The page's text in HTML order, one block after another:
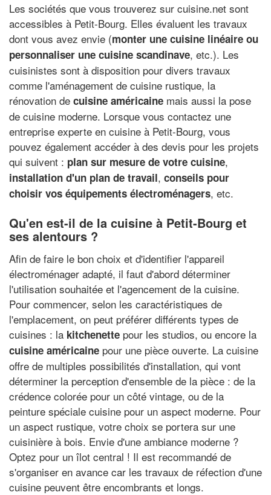
Les sociétés que vous trouverez sur cuisine.net sont
accessibles à Petit-Bourg. Elles évaluent les travaux
dont vous avez envie (monter une cuisine linéaire ou
personnaliser une cuisine scandinave, etc.). Les
cuisinistes sont à disposition pour divers travaux
comme l'aménagement de cuisine rustique, la
rénovation de cuisine américaine mais aussi la pose
de cuisine moderne. Lorsque vous contactez une
entreprise experte en cuisine à Petit-Bourg, vous
pouvez également accéder à des devis pour les projets
qui suivent : plan sur mesure de votre cuisine,
installation d'un plan de travail, conseils pour
choisir vos équipements électroménagers, etc.
Qu'en est-il de la cuisine à Petit-Bourg et
ses alentours ?
Afin de faire le bon choix et d'identifier l'appareil
électroménager adapté, il faut d'abord déterminer
l'utilisation souhaitée et l'agencement de la cuisine.
Pour commencer, selon les caractéristiques de
l'emplacement, on peut préférer différents types de
cuisines : la kitchenette pour les studios, ou encore la
cuisine américaine pour une pièce ouverte. La cuisine
offre de multiples possibilités d'installation, qui vont
déterminer la perception d'ensemble de la pièce : de la
crédence colorée pour un côté vintage, ou de la
peinture spéciale cuisine pour un aspect moderne. Pour
un aspect rustique, votre choix se portera sur une
cuisinière à bois. Envie d'une ambiance moderne ?
Optez pour un îlot central ! Il est recommandé de
s'organiser en avance car les travaux de réfection d'une
cuisine peuvent être encombrants et longs.